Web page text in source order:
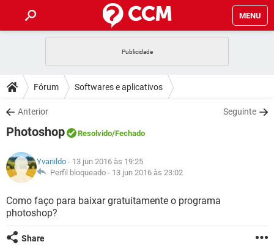
MENU
CELULAR FACEBOOK
OUTLOOK
INSTAGRAM
GUIA DE COMPRAS
DICAS
JOGOS WHATSAPP
INSTAGRAM
GUIA DE COMPRAS
DOWNLOADS
JOGOS
CELULAR
OUTLOOK EXCEL
INSTAGRAM
GUIA DE COMPRAS
JOGOS
CELULAR
OUTLOOK EXCEL
GLOSSÁRIO
CELULAR
OUTLOOK
Fórum Softwares e aplicativos
Anterior Seguinte
Photoshop Resolvido/Fechado
Yvanildo - 13 jun 2016 às 19:25
Perfil bloqueado - 13 jun 2016 às 23:02
Como faço para baixar gratuitamente o programa
photoshop?
Share